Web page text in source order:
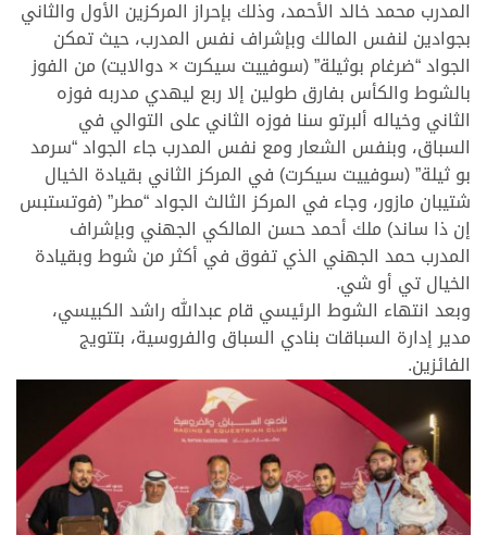
المدرب محمد خالد الأحمد، وذلك بإحراز المركزين الأول والثاني
بجوادين لنفس المالك وبإشراف نفس المدرب، حيث تمكن
الجواد “ضرغام بوثيلة” (سوفييت سيكرت × دوالايت) من الفوز
بالشوط والكأس بفارق طولين إلا ربع ليهدي مدربه فوزه
الثاني وخياله ألبرتو سنا فوزه الثاني على التوالي في
السباق، وبنفس الشعار ومع نفس المدرب جاء الجواد “سرمد
بو ثيلة” (سوفييت سيكرت) في المركز الثاني بقيادة الخيال
شتيبان مازور، وجاء في المركز الثالث الجواد “مطر” (فوتستبس
إن ذا ساند) ملك أحمد حسن المالكي الجهني وبإشراف
المدرب حمد الجهني الذي تفوق في أكثر من شوط وبقيادة
الخيال تي أو شي.
وبعد انتهاء الشوط الرئيسي قام عبدالله راشد الكبيسي،
مدير إدارة السباقات بنادي السباق والفروسية، بتتويج
الفائزين.